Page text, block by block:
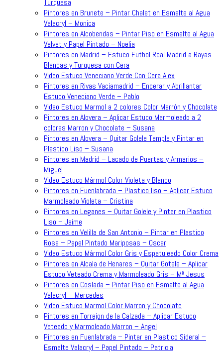
Turquesa
Pintores en Brunete – Pintar Chalet en Esmalte al Agua
Valacryl – Monica
Pintores en Alcobendas – Pintar Piso en Esmalte al Agua
Velvet y Papel Pintado – Noelia
Pintores en Madrid – Estuco Futbol Real Madrid a Rayas
Blancas y Turquesa con Cera
Video Estuco Veneciano Verde Con Cera Alex
Pintores en Rivas Vaciamadrid – Encerar y Abrillantar
Estuco Veneciano Verde – Pablo
Video Estuco Marmol a 2 colores Color Marrón y Chocolate
Pintores en Alovera – Aplicar Estuco Marmoleado a 2
colores Marron y Chocolate – Susana
Pintores en Alovera – Quitar Golele Temple y Pintar en
Plastico Liso – Susana
Pintores en Madrid – Lacado de Puertas y Armarios –
Miguel
Video Estuco Mármol Color Violeta y Blanco
Pintores en Fuenlabrada – Plastico liso – Aplicar Estuco
Marmoleado Violeta – Cristina
Pintores en Leganes – Quitar Golele y Pintar en Plastico
Liso – Jaime
Pintores en Velilla de San Antonio – Pintar en Plastico
Rosa – Papel Pintado Mariposas – Oscar
Video Estuco Mármol Color Gris y Espatuleado Color Crema
Pintores en Alcala de Henares – Quitar Gotele – Aplicar
Estuco Veteado Crema y Marmoleado Gris – Mª Jesus
Pintores en Coslada – Pintar Piso en Esmalte al Agua
Valacryl – Mercedes
Video Estuco Marmol Color Marron y Chocolate
Pintores en Torrejon de la Calzada – Aplicar Estuco
Veteado y Marmoleado Marron – Angel
Pintores en Fuenlabrada – Pintar en Plastico Sideral –
Esmalte Valacryl – Papel Pintado – Patricia